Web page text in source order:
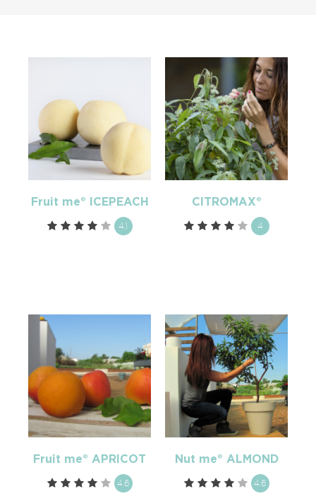
Fruit me® ICEPEACH
4.1
CITROMAX®
4
Fruit me® APRICOT
4.6
Nut me® ALMOND
4.6